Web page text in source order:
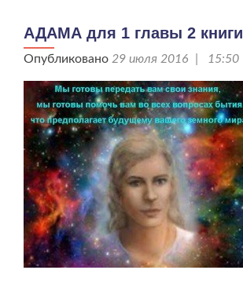
АДАМА для 1 главы 2 книги
Опубликовано 29 июля 2016 | 15:50